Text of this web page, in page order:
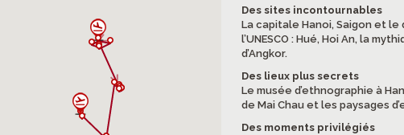
Des sites incontournables
La capitale Hanoi, Saigon et
l’UNESCO : Hué, Hoi An, la
d’Angkor.
Des lieux plus secrets
Le musée d’ethnographie à
de Mai Chau et les paysages
Des moments privilégiés